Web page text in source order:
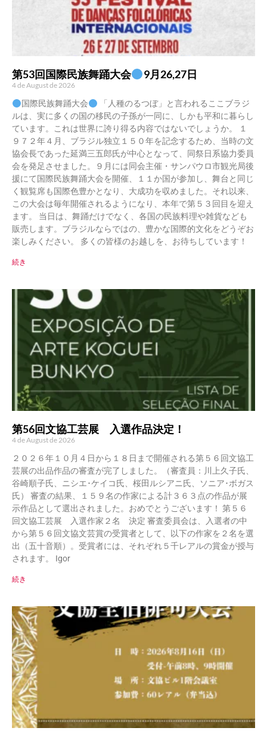
第53回国際民族舞踊大会 9月26,27日
4 de August de 2026
国際民族舞踊大会
「人種のるつぼ」と言われるここブラジ
ルは、実に多くの国の移民の子孫が一同に、しかも平和に暮らし
ています。これは世界に誇り得る内容ではないでしょうか。 １
９７２年４月、ブラジル独立１５０年を記念するため、当時の文
協会長であった延満三五郎氏が中心となって、同祭日系協力委員
会を発足させました。９月には同会主催・サンパウロ市観光局後
援にて国際民族舞踊大会を開催、１１か国が参加し、舞台と同じ
く観覧席も国際色豊かとなり、大成功を収めました。それ以来、
この大会は毎年開催されるようになり、本年で第５３回目を迎え
ます。 当日は、舞踊だけでなく、各国の民族料理や雑貨なども
販売します。ブラジルならではの、豊かな国際的文化をどうぞお
楽しみください。 多くの皆様のお越しを、お待ちしています！
続き
第56回文協工芸展 入選作品決定！
4 de August de 2026
２０２６年１０月４日から１８日まで開催される第５６回文協工
芸展の出品作品の審査が完了しました。（審査員：川上久子氏、
谷崎順子氏、ニシエ･ケイコ氏、桜田ルシアニ氏、ソニア･ボガス
氏） 審査の結果、１５９名の作家による計３６３点の作品が展
示作品として選出されました。おめでとうございます！ 第５６
回文協工芸展 入選作家２名 決定 審査委員会は、入選者の中
から第５６回文協文芸賞の受賞者として、以下の作家を２名を選
出（五十音順）。受賞者には、それぞれ５千レアルの賞金が授与
されます。 Igor
続き